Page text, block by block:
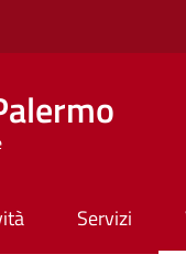
Servizi